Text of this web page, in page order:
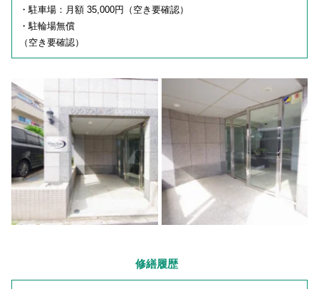
・駐車場：月額 35,000円（空き要確認）
・駐輪場無償
（空き要確認）
修繕履歴